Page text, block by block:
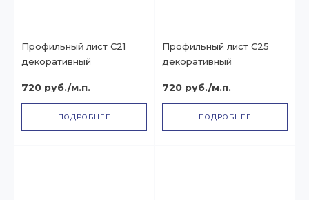
Профильный лист С21
декоративный
720 руб./м.п.
ПОДРОБНЕЕ
Профильный лист С25
декоративный
720 руб./м.п.
ПОДРОБНЕЕ